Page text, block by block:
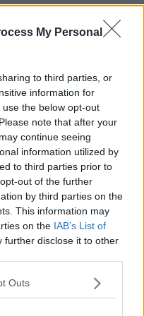
My Personal
to third parties, or
information for
the below opt-out
note that after your
continue seeing
information utilized by
to third parties prior to
out of the further
by third parties on the
This information may
on the IAB’s List of
further disclose it to other
Outs